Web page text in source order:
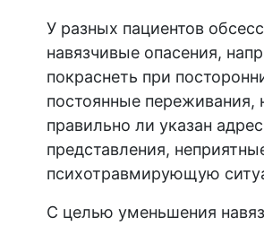
У разных пациентов
навязчивые опасения,
покраснеть при
постоянные
правильно ли указан
представления,
психотравмирующую
С целью уменьшения